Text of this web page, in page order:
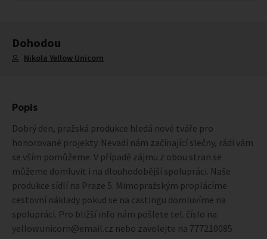
Dohodou
Nikola Yellow Unicorn
Popis
Dobrý den, pražská produkce hledá nové tváře pro
honorované projekty. Nevadí nám začínající slečny, rádi vám
se vším pomůžeme. V případě zájmu z obou stran se
můžeme domluvit i na dlouhodobější spolupráci. Naše
produkce sídlí na Praze 5. Mimopražským proplácíme
cestovní náklady pokud se na castingu domluvíme na
spolupráci. Pro bližší info nám pošlete tel. číslo na
yellow.unicorn@email.cz nebo zavolejte na 777210085